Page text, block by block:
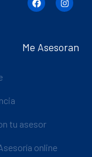
Me Asesoran
tu asesor
online